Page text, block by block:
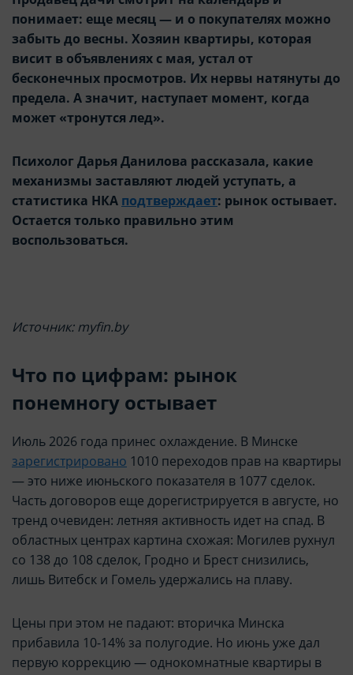
понимает: еще месяц — и о покупателях можно
забыть до весны. Хозяин квартиры, которая
висит в объявлениях с мая, устал от
бесконечных просмотров. Их нервы натянуты до
предела. А значит, наступает момент, когда
может «тронутся лед».
Психолог Дарья Данилова рассказала, какие
механизмы заставляют людей уступать, а
статистика НКА подтверждает: рынок остывает.
Остается только правильно этим
воспользоваться.
Источник: myfin.by
Что по цифрам: рынок
понемногу остывает
Июль 2026 года принес охлаждение. В Минске
зарегистрировано 1010 переходов прав на квартиры
— это ниже июньского показателя в 1077 сделок.
Часть договоров еще дорегистрируется в августе, но
тренд очевиден: летняя активность идет на спад. В
областных центрах картина схожая: Могилев рухнул
со 138 до 108 сделок, Гродно и Брест снизились,
лишь Витебск и Гомель удержались на плаву.
Цены при этом не падают: вторичка Минска
прибавила 10-14% за полугодие. Но июнь уже дал
первую коррекцию — однокомнатные квартиры в
целей маркетинга и улучшения качества
рекламы (предоставление более актуального и
подходящего контента и
персонализированного рекламного материала).
Запретить хранение данного типа cookie-
файлов можно непосредственно на Сайте либо в
настройках браузера.
целей маркетинга и улучшения качества
рекламы (предоставление более актуального и
подходящего контента и
персонализированного рекламного материала).
Запретить хранение данного типа cookie-
файлов можно непосредственно на Сайте либо в
настройках браузера.